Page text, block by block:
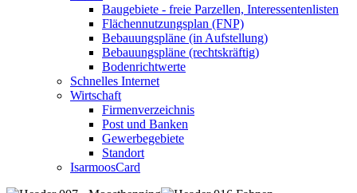
Baugebiete - freie Parzellen, Interessentenlisten
Flächennutzungsplan (FNP)
Bebauungspläne (in Aufstellung)
Bebauungspläne (rechtskräftig)
Bodenrichtwerte
Schnelles Internet
Wirtschaft
Firmenverzeichnis
Post und Banken
Gewerbegebiete
Standort
IsarmoosCard